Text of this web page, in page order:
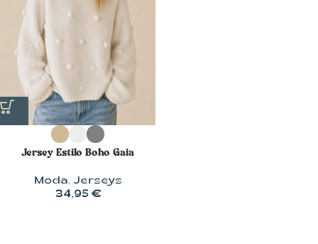
Jersey Estilo Boho Gaia
Moda, Jerseys
34,95 €